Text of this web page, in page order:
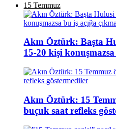
15 Temmuz
Akın Öztürk: Başta
15-20 kişi konuşmazsa
Akın Öztürk: 15
buçuk saat refleks